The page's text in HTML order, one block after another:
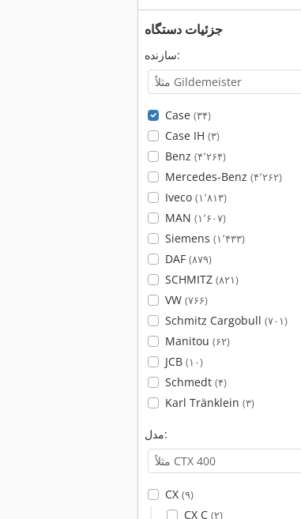
جزئیات دستگاه
سازنده:
Case (۳۴)
Case IH (۳)
Benz (۴٬۲۶۴)
Mercedes-Benz (۴٬۲۶۲)
Iveco (۱٬۸۱۳)
MAN (۱٬۶۰۷)
Siemens (۱٬۴۳۳)
DAF (۸۷۹)
SCHMITZ (۸۲۱)
VW (۷۶۶)
Schmitz Cargobull (۷۰۱)
Manitou (۶۲)
JCB (۱۰)
Schmedt (۴)
Karl Tränklein (۳)
مدل:
CX (۹)
CX C (۲)